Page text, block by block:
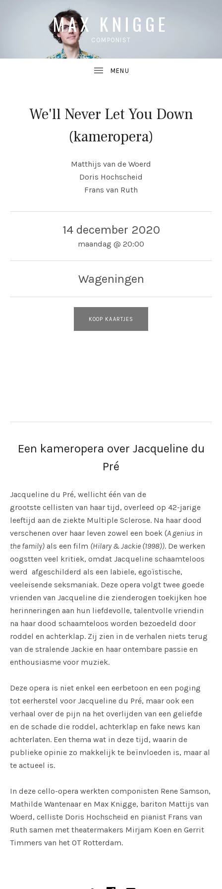
MAX KNIGGE
COMPONIST
We'll Never Let You Down
(kameropera)
Matthijs van de Woerd
Doris Hochscheid
Frans van Ruth
14 december 2020
maandag @ 20:00
Wageningen
KOOP KAARTJES
Een kameropera over Jacqueline du
Pré
Jacqueline du Pré, wellicht één van de
grootste cellisten van haar tijd, overleed op 42-jarige
leeftijd aan de ziekte Multiple Sclerose. Na haar dood
verschenen over haar leven zowel een boek (A genius in
the family) als een film (Hilary & Jackie (1998)). De werken
oogstten veel kritiek, omdat Jacqueline schaamteloos
werd afgeschilderd als een labiele, egoïstische,
veeleisende seksmaniak. Deze opera volgt twee goede
vrienden van Jacqueline die zienderogen toekijken hoe
herinneringen aan hun liefdevolle, talentvolle vriendin
na haar dood schaamteloos worden bezoedeld door
roddel en achterklap. Zij zien in de verhalen niets terug
van de stralende Jackie en haar ontembare passie en
enthousiasme voor muziek.
Deze opera is niet enkel een eerbetoon en een poging
tot eerherstel voor Jacqueline du Pré, maar ook een
verhaal over de pijn na het overlijden van een geliefde
en de schade die roddel, achterklap en fake news kan
achterlaten. Een thema wat in deze tijd, waarin de
publieke opinie zo makkelijk te beïnvloeden is, maar al
te actueel is.
In deze cello-opera werkten componisten Rene Samson,
Mathilde Wantenaar en Max Knigge, bariton Mattijs van
Woerd, celliste Doris Hochscheid en pianist Frans van
Ruth samen met theatermakers Mirjam Koen en Gerrit
Timmers van het OT Rotterdam.